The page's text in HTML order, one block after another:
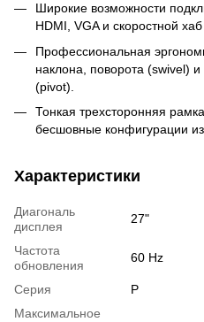
Широкие возможности
HDMI, VGA и скоростной
Профессиональная
наклона, поворота (swivel)
(pivot).
Тонкая трехсторонняя
бесшовные конфигурации
Характеристики
Диагональ
дисплея
27"
Частота
обновления
60 Hz
Серия
Р
Максимальное